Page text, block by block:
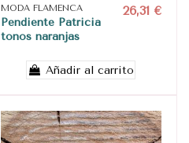
MODA FLAMENCA
Pendiente Patricia
tonos naranjas
26,31 €
Añadir al carrito